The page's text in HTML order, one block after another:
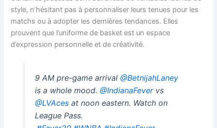
style, n’hésitant pas à personnaliser leurs tenues pour les
matchs ou à adopter les dernières tendances. Elles
prouvent que l’uniforme de basket est un espace
d’expression personnelle et de créativité.
9 AM pre-game arrival @BetnijahLaney
is a whole mood. @IndianaFevervs
@LVAcesat noon eastern. Watch on
League Pass.